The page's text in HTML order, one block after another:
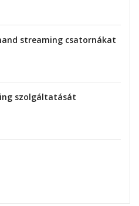
streaming csatornákat
szolgáltatását